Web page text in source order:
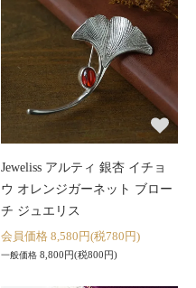
Jeweliss アルティ 銀杏 イチョ
ウ オレンジガーネット ブロー
チ ジュエリス
会員価格 8,580円(税780円)
一般価格 8,800円(税800円)